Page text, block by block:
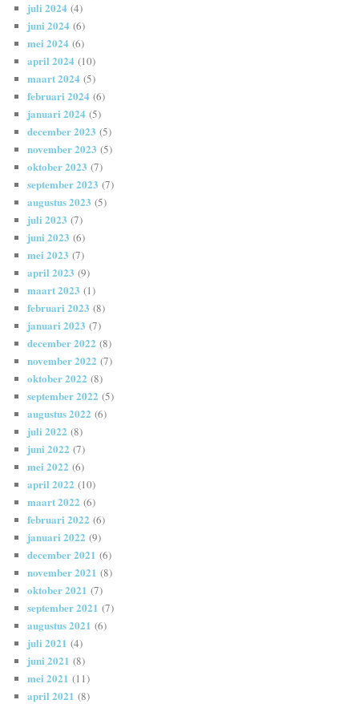
juli 2024 (4)
juni 2024 (6)
mei 2024 (6)
april 2024 (10)
maart 2024 (5)
februari 2024 (6)
januari 2024 (5)
december 2023 (5)
november 2023 (5)
oktober 2023 (7)
september 2023 (7)
augustus 2023 (5)
juli 2023 (7)
juni 2023 (6)
mei 2023 (7)
april 2023 (9)
maart 2023 (1)
februari 2023 (8)
januari 2023 (7)
december 2022 (8)
november 2022 (7)
oktober 2022 (8)
september 2022 (5)
augustus 2022 (6)
juli 2022 (8)
juni 2022 (7)
mei 2022 (6)
april 2022 (10)
maart 2022 (6)
februari 2022 (6)
januari 2022 (9)
december 2021 (6)
november 2021 (8)
oktober 2021 (7)
september 2021 (7)
augustus 2021 (6)
juli 2021 (4)
juni 2021 (8)
mei 2021 (11)
april 2021 (8)